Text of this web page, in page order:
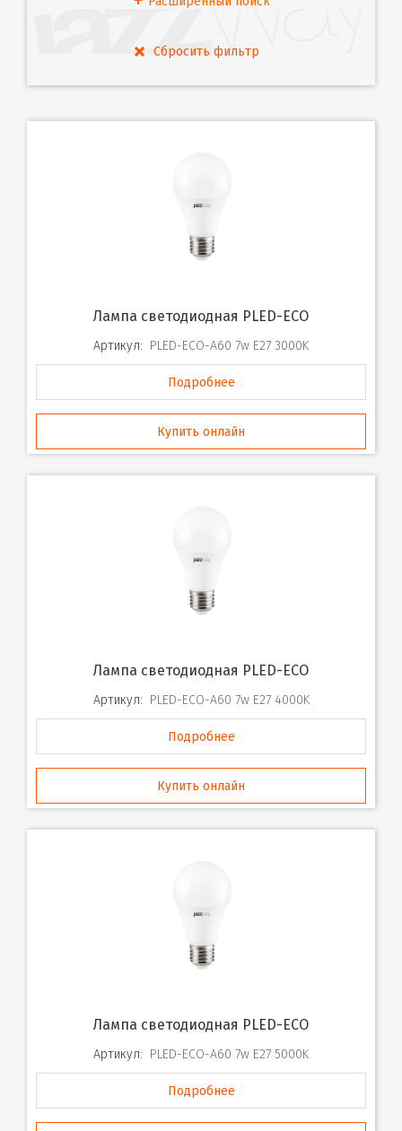
Лампа светодиодная PLED-ECO
Артикул: PLED-ECO-A60 7w E27 3000K
Подробнее
Купить онлайн
Лампа светодиодная PLED-ECO
Артикул: PLED-ECO-A60 7w E27 4000K
Подробнее
Купить онлайн
Лампа светодиодная PLED-ECO
Артикул: PLED-ECO-A60 7w E27 5000K
Подробнее